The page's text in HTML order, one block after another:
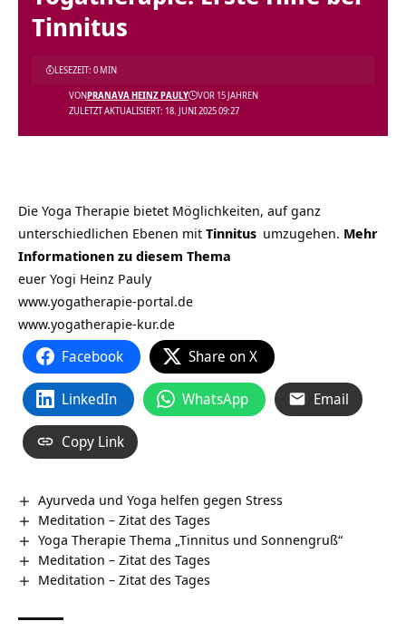
Tinnitus
ZULETZT AKTUALISIERT: 18. JUNI 2025 09:27
VONPRANAVA HEINZ PAULY VOR 15 JAHREN
LESEZEIT: 0 MIN
Die Yoga Therapie bietet Möglichkeiten, auf ganz
unterschiedlichen Ebenen mit Tinnitus umzugehen. Mehr
Informationen zu diesem Thema
euer Yogi Heinz Pauly
www.yogatherapie-portal.de
www.yogatherapie-kur.de
Facebook Share on X
LinkedIn WhatsApp Email
Copy Link
Ayurveda und Yoga helfen gegen Stress
Meditation – Zitat des Tages
Yoga Therapie Thema „Tinnitus und Sonnengruß“
Meditation – Zitat des Tages
Meditation – Zitat des Tages